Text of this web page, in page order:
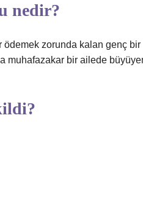
nedir?
ödemek zorunda kalan genç bir
muhafazakar bir ailede